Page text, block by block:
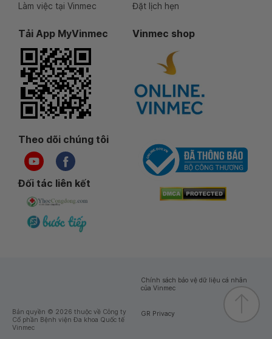
Làm việc tại Vinmec
Đặt lịch hẹn
Tải App MyVinmec Vinmec shop
Theo dõi chúng tôi
Đối tác liên kết
Bản quyền © 2026 thuộc về Công ty
Cổ phần Bệnh viện Đa khoa Quốc tế
Vinmec
Chính sách bảo vệ dữ liệu cá nhân
của Vinmec
GR Privacy